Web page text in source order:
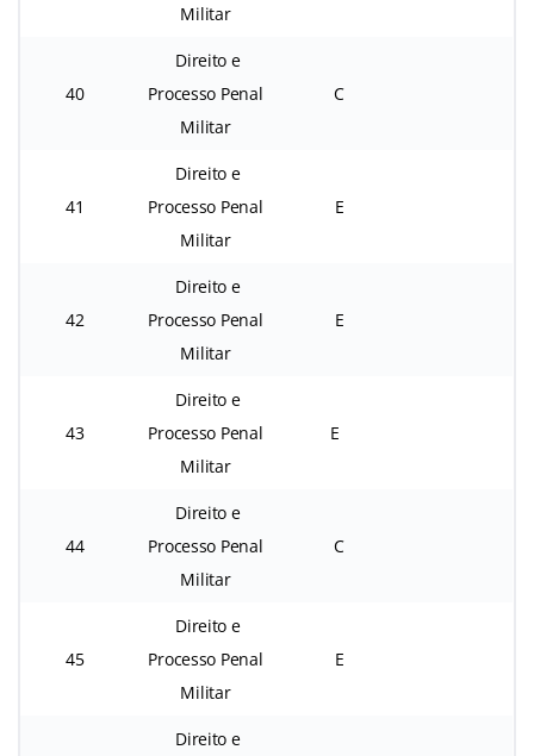
Militar
40
Direito e
Processo Penal
Militar
C
41
Direito e
Processo Penal
Militar
E
42
Direito e
Processo Penal
Militar
E
43
Direito e
Processo Penal
Militar
E
44
Direito e
Processo Penal
Militar
C
45
Direito e
Processo Penal
Militar
E
Direito e